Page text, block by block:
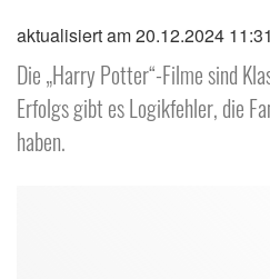
aktualisiert am 20.12.2024 11:31
Die „Harry Potter“-Filme sind
Erfolgs gibt es Logikfehler, die
haben.